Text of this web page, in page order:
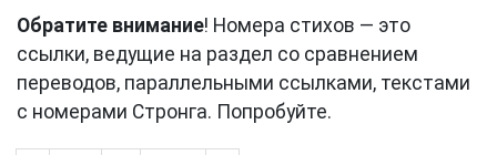
Обратите внимание! Номера стихов — это
ссылки, ведущие на раздел со сравнением
переводов, параллельными ссылками, текстами
с номерами Стронга. Попробуйте.